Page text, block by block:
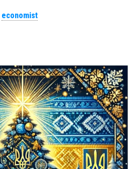
economist